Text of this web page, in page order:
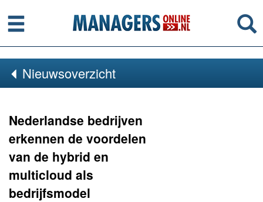
Menu
Nieuwsoverzicht
Nederlandse bedrijven
erkennen de voordelen
van de hybrid en
multicloud als
bedrijfsmodel